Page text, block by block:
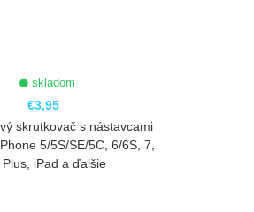
skladom
€3,95
skrutkovač s nástavcami
5/5S/SE/5C, 6/6S, 7,
Plus, iPad a ďalšie